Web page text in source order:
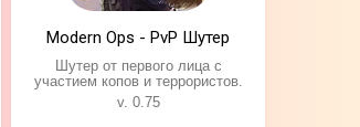
Modern Ops - PvP Шутер
Шутер от первого лица с
участием копов и террористов.
v. 0.75